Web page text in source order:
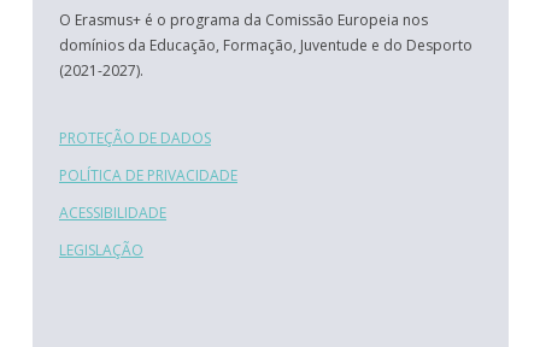
O Erasmus+ é o programa da Comissão Europeia nos
domínios da Educação, Formação, Juventude e do Desporto
(2021-2027).
PROTEÇÃO DE DADOS
POLÍTICA DE PRIVACIDADE
ACESSIBILIDADE
LEGISLAÇÃO